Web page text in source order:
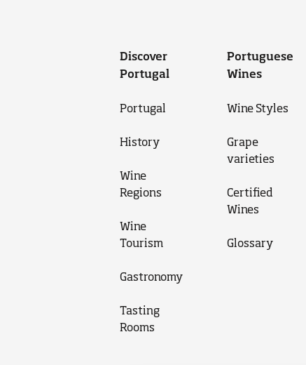
Discover
Portugal
Portugal
History
Wine
Regions
Wine
Tourism
Gastronomy
Tasting
Rooms
Portuguese
Wines
Wine Styles
Grape
varieties
Certified
Wines
Glossary